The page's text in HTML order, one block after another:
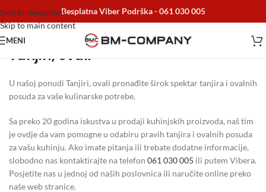
Skip to navigation
Skip to main content
Besplatna Viber Podrška -061 030 005
MENI
Tanjiri, ovali
U našoj ponudi Tanjiri, ovali pronađite širok spektar tanjira i ovalnih
posuda za vaše kulinarske potrebe.
Sa preko 20 godina iskustva u prodaji kuhinjskih proizvoda, naš tim
je ovdje da vam pomogne u odabiru pravih tanjira i ovalnih posuda
za vašu kuhinju. Ako imate pitanja ili trebate dodatne informacije,
slobodno nas kontaktirajte na telefon 061 030 005 ili putem Vibera.
Posjetite nas u jednoj od naših poslovnica ili naručite online preko
naše web stranice.